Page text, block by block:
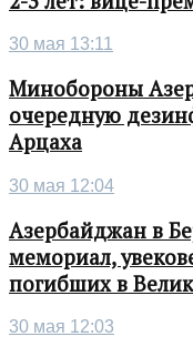
30 мая 13:11
Минобороны
очередную
Арцаха
30 мая 12:04
Азербайджан в
мемориал,
погибших в
30 мая 12:03